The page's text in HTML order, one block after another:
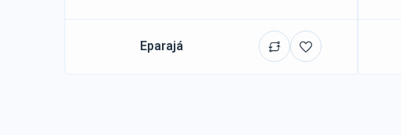
Eparajá